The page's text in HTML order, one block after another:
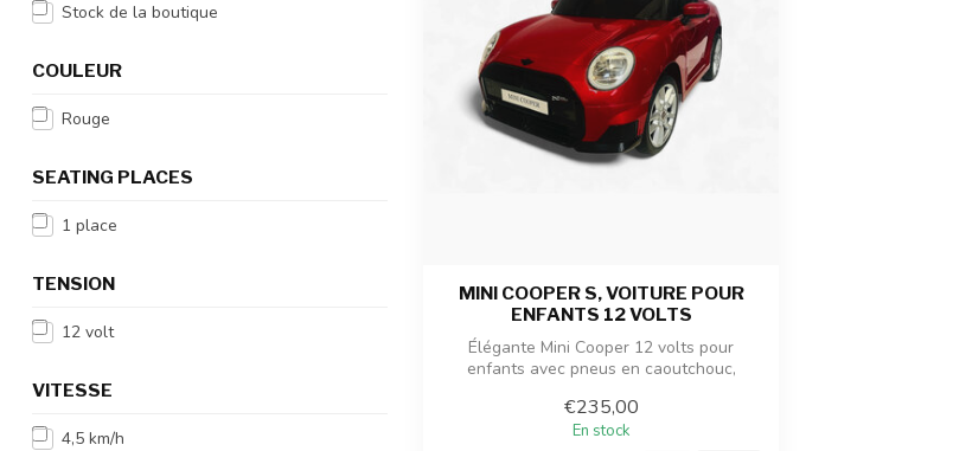
Stock de la boutique
COULEUR
Rouge
SEATING PLACES
1 place
TENSION
12 volt
VITESSE
4,5 km/h
MINI COOPER S, VOITURE POUR
ENFANTS 12 VOLTS
Élégante Mini Cooper 12 volts pour
enfants avec pneus en caoutchouc,
€235,00
En stock